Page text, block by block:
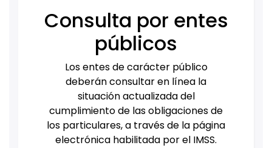
Consulta por entes
públicos
Los entes de carácter público
deberán consultar en línea la
situación actualizada del
cumplimiento de las obligaciones de
los particulares, a través de la página
electrónica habilitada por el IMSS.